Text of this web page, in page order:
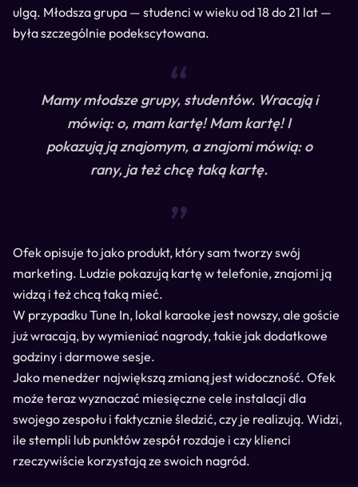
ulgą. Młodsza grupa — studenci w wieku od 18 do 21 lat —
była szczególnie podekscytowana.
“
Mamy młodsze grupy, studentów. Wracają i
mówią: o, mam kartę! Mam kartę! I
pokazują ją znajomym, a znajomi mówią: o
rany, ja też chcę taką kartę.
“
Ofek opisuje to jako produkt, który sam tworzy swój
marketing. Ludzie pokazują kartę w telefonie, znajomi ją
widzą i też chcą taką mieć.
W przypadku Tune In, lokal karaoke jest nowszy, ale goście
już wracają, by wymieniać nagrody, takie jak dodatkowe
godziny i darmowe sesje.
Jako menedżer największą zmianą jest widoczność. Ofek
może teraz wyznaczać miesięczne cele instalacji dla
swojego zespołu i faktycznie śledzić, czy je realizują. Widzi,
ile stempli lub punktów zespół rozdaje i czy klienci
rzeczywiście korzystają ze swoich nagród.